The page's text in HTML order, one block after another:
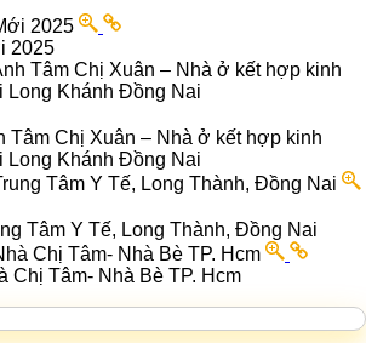
2025
Tâm Chị Xuân – Nhà ở kết hợp kinh
Long Khánh Đồng Nai
Tâm Y Tế, Long Thành, Đồng Nai
Chị Tâm- Nhà Bè TP. Hcm